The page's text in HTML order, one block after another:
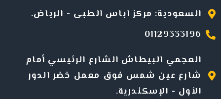
السعودية: مركز اباس الطبى - الرياض.
01129333196
العجمي البيطاش الشارع الرئيسي أمام
شارع عين شمس فوق معمل خضر الدور
الأول - الإسكندرية.